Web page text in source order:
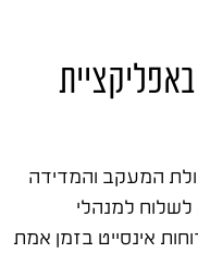
המעקב והמדידה
לשלוח למנהלי
אינסייט בזמן אמת